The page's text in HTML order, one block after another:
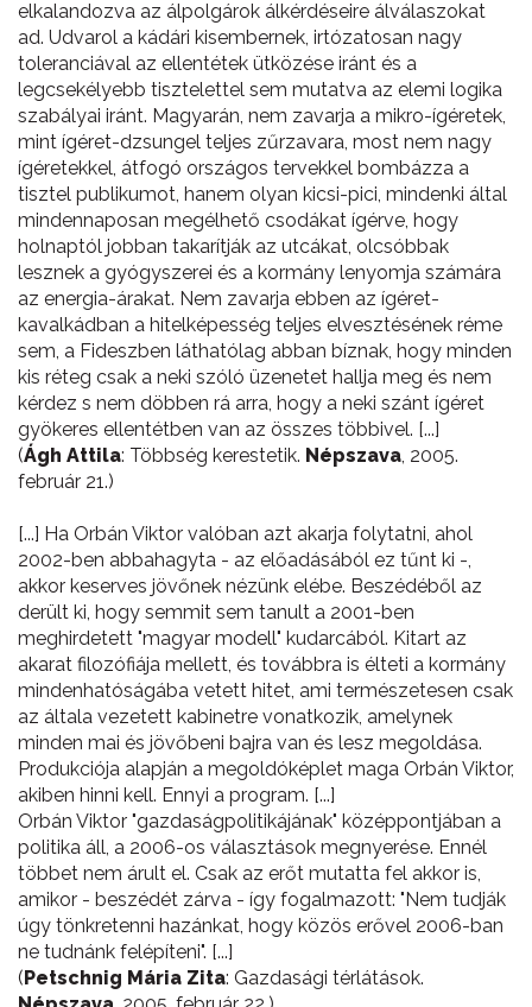
elkalandozva az álpolgárok álkérdéseire álválaszokat
ad. Udvarol a kádári kisembernek, irtózatosan nagy
toleranciával az ellentétek ütközése iránt és a
legcsekélyebb tisztelettel sem mutatva az elemi logika
szabályai iránt. Magyarán, nem zavarja a mikro-ígéretek,
mint ígéret-dzsungel teljes zűrzavara, most nem nagy
ígéretekkel, átfogó országos tervekkel bombázza a
tisztel publikumot, hanem olyan kicsi-pici, mindenki által
mindennaposan megélhető csodákat ígérve, hogy
holnaptól jobban takarítják az utcákat, olcsóbbak
lesznek a gyógyszerei és a kormány lenyomja számára
az energia-árakat. Nem zavarja ebben az ígéret-
kavalkádban a hitelképesség teljes elvesztésének réme
sem, a Fideszben láthatólag abban bíznak, hogy minden
kis réteg csak a neki szóló üzenetet hallja meg és nem
kérdez s nem döbben rá arra, hogy a neki szánt ígéret
gyökeres ellentétben van az összes többivel. [...]
(Ágh Attila: Többség kerestetik. Népszava, 2005.
február 21.)
[...] Ha Orbán Viktor valóban azt akarja folytatni, ahol
2002-ben abbahagyta - az előadásából ez tűnt ki -,
akkor keserves jövőnek nézünk elébe. Beszédéből az
derült ki, hogy semmit sem tanult a 2001-ben
meghirdetett "magyar modell" kudarcából. Kitart az
akarat filozófiája mellett, és továbbra is élteti a kormány
mindenhatóságába vetett hitet, ami természetesen csak
az általa vezetett kabinetre vonatkozik, amelynek
minden mai és jövőbeni bajra van és lesz megoldása.
Produkciója alapján a megoldóképlet maga Orbán Viktor,
akiben hinni kell. Ennyi a program. [...]
Orbán Viktor "gazdaságpolitikájának" középpontjában a
politika áll, a 2006-os választások megnyerése. Ennél
többet nem árult el. Csak az erőt mutatta fel akkor is,
amikor - beszédét zárva - így fogalmazott: "Nem tudják
úgy tönkretenni hazánkat, hogy közös erővel 2006-ban
ne tudnánk felépíteni". [...]
(Petschnig Mária Zita: Gazdasági térlátások.